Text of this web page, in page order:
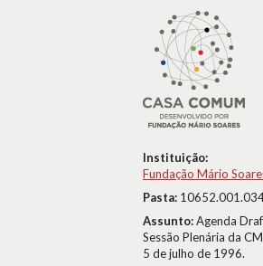
Instituição:
Fundação Mário
Pasta:
Assunto:Agenda
Sessão Plenária da
5 de julho de 1996.